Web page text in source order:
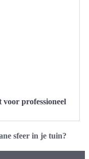
voor professioneel
sfeer in je tuin?